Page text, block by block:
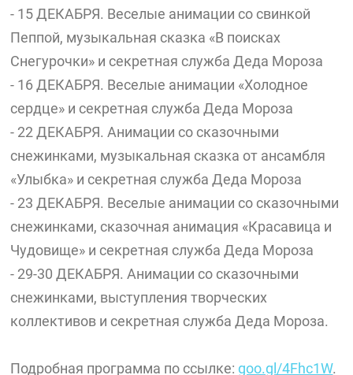
- 15 ДЕКАБРЯ. Веселые анимации со свинкой
Пеппой, музыкальная сказка «В поисках
Снегурочки» и секретная служба Деда Мороза
- 16 ДЕКАБРЯ. Веселые анимации «Холодное
сердце» и секретная служба Деда Мороза
- 22 ДЕКАБРЯ. Анимации со сказочными
снежинками, музыкальная сказка от ансамбля
«Улыбка» и секретная служба Деда Мороза
- 23 ДЕКАБРЯ. Веселые анимации со сказочными
снежинками, сказочная анимация «Красавица и
Чудовище» и секретная служба Деда Мороза
- 29-30 ДЕКАБРЯ. Анимации со сказочными
снежинками, выступления творческих
коллективов и секретная служба Деда Мороза.
Подробная программа по ссылке: goo.gl/4Fhc1W.